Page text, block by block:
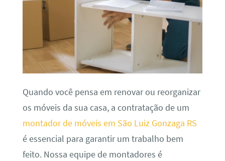
Quando você pensa em renovar ou reorganizar
os móveis da sua casa, a contratação de um
montador de móveis em São Luiz Gonzaga RS
é essencial para garantir um trabalho bem
feito. Nossa equipe de montadores é